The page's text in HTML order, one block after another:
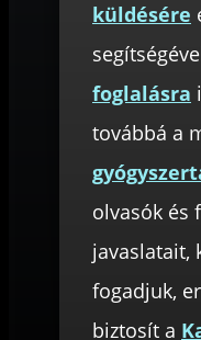
küldésére
foglalásra
továbbá a
olvasók és
javaslatait,
fogadjuk,
biztosít a